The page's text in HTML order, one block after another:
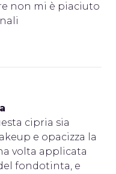
non mi è piaciuto
cipria sia
e opacizza la
volta applicata
fondotinta, e